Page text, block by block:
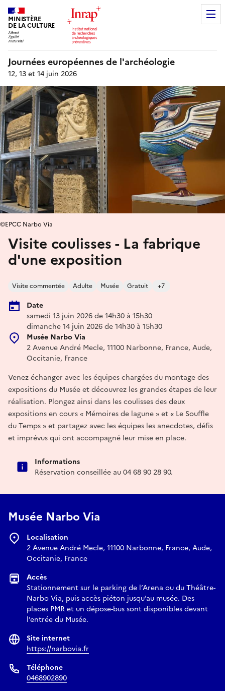
MINISTÈRE
DE LA CULTURE
Journées européennes de l'archéologie
12, 13 et 14 juin 2026
Visite coulisses - La fabrique
d'une exposition
Visite commentée Adulte Musée Gratuit +7
Date
samedi 13 juin 2026 de 14h30 à 15h30
dimanche 14 juin 2026 de 14h30 à 15h30
Musée Narbo Via
2 Avenue André Mecle, 11100 Narbonne, France, Aude,
Occitanie, France
©EPCC Narbo Via
Venez échanger avec les équipes chargées du montage des
expositions du Musée et découvrez les grandes étapes de leur
réalisation. Plongez ainsi dans les coulisses des deux
expositions en cours « Mémoires de lagune » et « Le Souffle
du Temps » et partagez avec les équipes les anecdotes, défis
et imprévus qui ont accompagné leur mise en place.
Informations
Réservation conseillée au 04 68 90 28 90.
Musée Narbo Via
Localisation
2 Avenue André Mecle, 11100 Narbonne, France, Aude,
Occitanie, France
Accès
Stationnement sur le parking de l’Arena ou du Théâtre-
Narbo Via, puis accès piéton jusqu’au musée. Des
places PMR et un dépose-bus sont disponibles devant
l’entrée du Musée.
Site internet
https://narbovia.fr
Téléphone
0468902890